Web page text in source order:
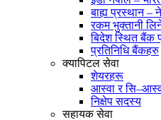
बाह्य प्रस्थान –
रकम भुक्तानी
बिदेश स्थित बैंक
प्रतिनिधि बैंकहरु
क्यापिटल सेवा
शेयरहरू
आस्वा र
निक्षेप सदस्य
सहायक सेवा